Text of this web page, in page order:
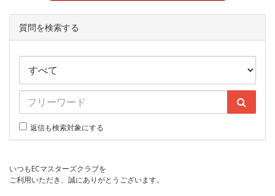
質問を検索する
返信も検索対象にする
いつもECマスターズクラブを
ご利用いただき、誠にありがとうございます。